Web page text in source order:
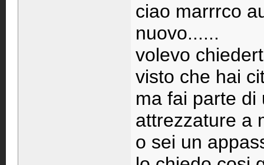
ciao marrrco
nuovo......
volevo
visto che hai
ma fai parte di
attrezzature a
o sei un